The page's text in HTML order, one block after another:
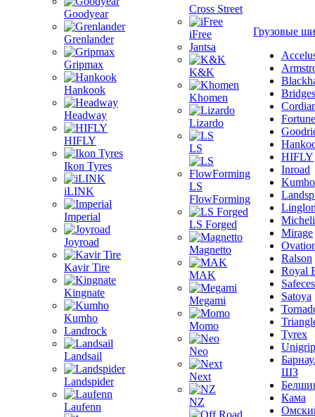
Goodyear
Grenlander
Gripmax
Hankook
Headway
HIFLY
Ikon Tyres
iLINK
Imperial
Joyroad
Kavir Tire
Kingnate
Kumho
Landrock
Landsail
Landspider
Laufenn
Cross Street
iFree
Jantsa
K&K
Khomen
Lizardo
LS
LS
FlowForming
LS Forged
Magnetto
MAK
Megami
Momo
Neo
Next
NZ
Грузовые
Fortune
HIFLY
Inroad
Kumho
Mirage
Ralson
Royal
Satoya
Tyrex
Unigrip
ШЗ
Кама